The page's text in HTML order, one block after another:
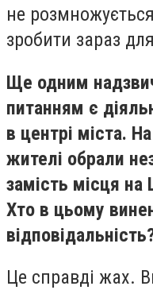
не
зробити зараз
Ще одним
питанням є
в центрі міста.
жителі обрали
замість місця
Хто в цьому
Це справді жах.